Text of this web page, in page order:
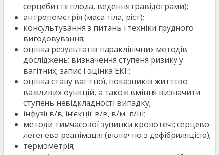
серцебиття плода, ведення гравідограми);
антропометрія (маса тіла, ріст);
консультування з питань і техніки грудного
вигодовування;
оцінка результатів параклінічних методів
досліджень; визначення ступеня ризику у
вагітних; запис і оцінка ЕКГ;
оцінка стану вагітної, показників життєво
важливих функцій, а також вміння визначити
ступень невідкладності випадку;
інфузії в/в; ін’єкції: в/в, в/м, п/ш;
методи тимчасової зупинки кровотечі; серцево-
легенева реанімація (включно з дефібриляцією);
термометрія;